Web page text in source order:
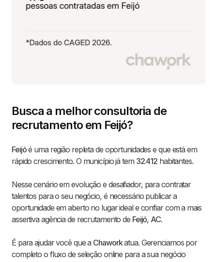
Busca a melhor consultoria de
recrutamento em Feijó?
Feijóé uma região repleta de oportunidades e que está em
rápido crescimento. O município já tem 32.412 habitantes.
Nesse cenário em evolução e desafiador, para contratar
talentos para o seu negócio, é necessário publicar a
oportunidade em aberto no lugar ideal e confiar com a mais
assertiva agência de recrutamento de Feijó, AC.
É para ajudar você que a Chaworkatua. Gerenciamos por
completo o fluxo de seleção online para a sua negócio